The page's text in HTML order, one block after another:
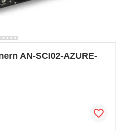
AN-SCI02-AZURE-